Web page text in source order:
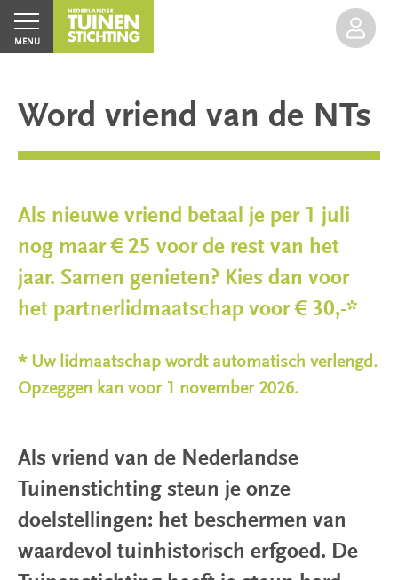
MENU
Agenda
Excursies
Groen
Erfgoed
Open
Publicaties
Over
Inloggen
Word vriend van de NTs
Als nieuwe vriend betaal je per 1 juli
nog maar € 25 voor de rest van het
jaar. Samen genieten? Kies dan voor
het partnerlidmaatschap voor € 30,-*
* Uw lidmaatschap wordt automatisch verlengd.
Opzeggen kan voor 1 november 2026.
Als vriend van de Nederlandse
Tuinenstichting steun je onze
doelstellingen: het beschermen van
waardevol tuinhistorisch erfgoed. De